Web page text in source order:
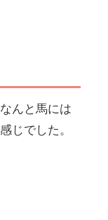
んと馬には
じでした。